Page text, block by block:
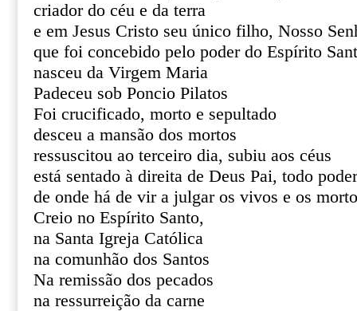
criador do céu e da terra
e em Jesus Cristo seu único filho, Nosso
que foi concebido pelo poder do Espírito
nasceu da Virgem Maria
Padeceu sob Poncio Pilatos
Foi crucificado, morto e sepultado
desceu a mansão dos mortos
ressuscitou ao terceiro dia, subiu aos céus
está sentado à direita de Deus Pai, todo
de onde há de vir a julgar os vivos e os
Creio no Espírito Santo,
na Santa Igreja Católica
na comunhão dos Santos
Na remissão dos pecados
na ressurreição da carne